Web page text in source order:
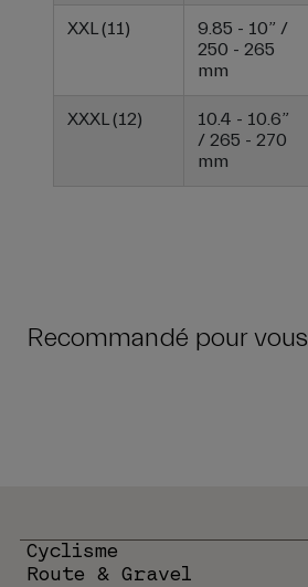
XXL (11)
9.85 - 10” /
250 - 265
mm
XXXL (12)
10.4 - 10.6”
/ 265 - 270
mm
Recommandé pour vous
Cyclisme
Route & Gravel